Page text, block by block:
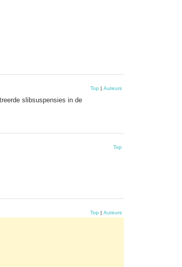
Top | Auteurs
slibsuspensies in de
Top
Top | Auteurs